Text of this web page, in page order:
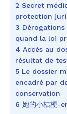
2 Secret
protection
3 Dérogations
quand la loi
4 Accès au
résultat de
5 Le dossier
encadré par
conservation
6 她的小桔梗-